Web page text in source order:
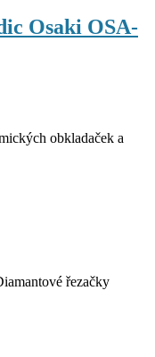
Osaki OSA-
obkladaček a
řezačky